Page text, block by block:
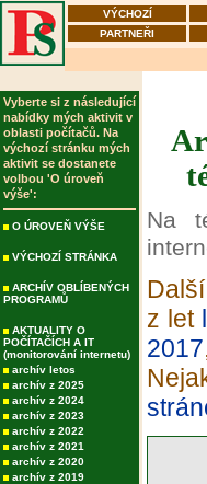
VÝCHOZÍ
PARTNEŘI
Vyberte si z následující
nabídky mých aktivit v
oblasti počítačů. Na
výchozí stránku mých
aktivit se dostanete
volbou 'O úroveň
výše':
O ÚROVEŇ VÝŠE
VÝCHOZÍ STRÁNKA
ARCHÍV OBLÍBENÝCH
PROGRAMŮ
AKTUALITY O
POČÍTAČÍCH A IT
(monitorování internetu)
archív letos
archív z 2025
archív z 2024
archív z 2023
archív z 2022
archív z 2021
archív z 2020
archív z 2019
Na
z let
2017